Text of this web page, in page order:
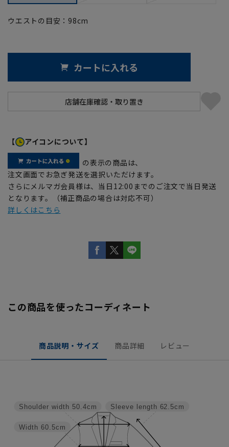
ウエストの目安： 98cm
カートに入れる
【 アイコンについて】
の表示の商品は、
注文画面でお急ぎ発送を選択いただけます。
さらにメルマガ会員様は、当日12:00までのご注文で当日発送
となります。（補正商品の場合は対応不可）
詳しくはこちら
この商品を使ったコーディネート
商品説明・サイズ 商品詳細 レビュー
Sleeve length 62.5cm
Width 60.5cm
Shoulder width 50.4cm